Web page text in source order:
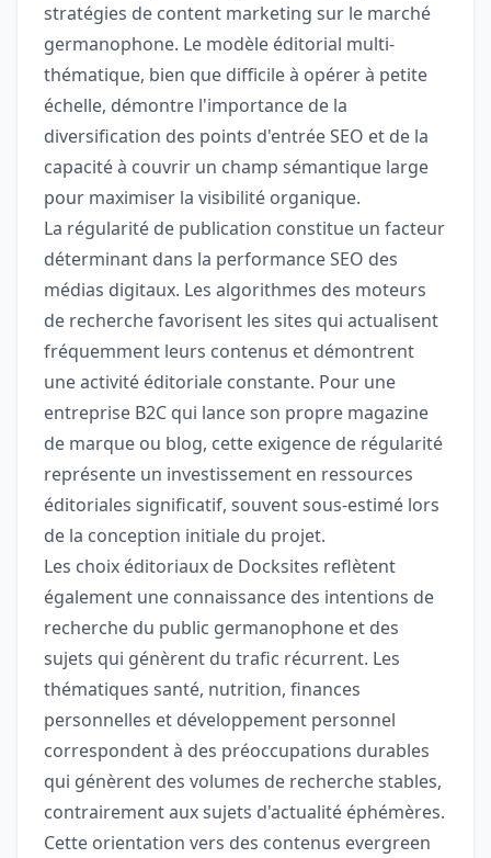
stratégies de content marketing sur le marché
germanophone. Le modèle éditorial multi-
thématique, bien que difficile à opérer à petite
échelle, démontre l'importance de la
diversification des points d'entrée SEO et de la
capacité à couvrir un champ sémantique large
pour maximiser la visibilité organique.
La régularité de publication constitue un facteur
déterminant dans la performance SEO des
médias digitaux. Les algorithmes des moteurs
de recherche favorisent les sites qui actualisent
fréquemment leurs contenus et démontrent
une activité éditoriale constante. Pour une
entreprise B2C qui lance son propre magazine
de marque ou blog, cette exigence de régularité
représente un investissement en ressources
éditoriales significatif, souvent sous-estimé lors
de la conception initiale du projet.
Les choix éditoriaux de Docksites reflètent
également une connaissance des intentions de
recherche du public germanophone et des
sujets qui génèrent du trafic récurrent. Les
thématiques santé, nutrition, finances
personnelles et développement personnel
correspondent à des préoccupations durables
qui génèrent des volumes de recherche stables,
contrairement aux sujets d'actualité éphémères.
Cette orientation vers des contenus evergreen